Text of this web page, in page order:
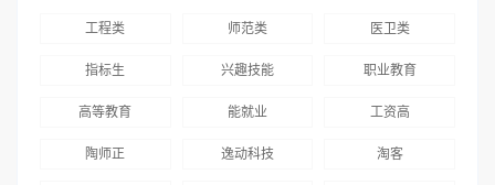
工程类 师范类 医卫类
指标生 兴趣技能 职业教育
高等教育 能就业 工资高
陶师正 逸动科技 淘客